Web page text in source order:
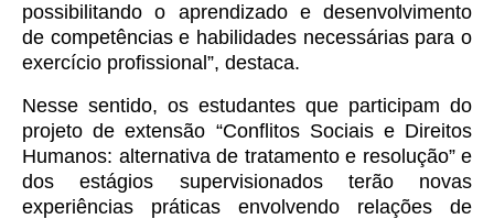
possibilitando o aprendizado e desenvolvimento
de competências e habilidades necessárias para o
exercício profissional”, destaca.
Nesse sentido, os estudantes que participam do
projeto de extensão “Conflitos Sociais e Direitos
Humanos: alternativa de tratamento e resolução” e
dos estágios supervisionados terão novas
experiências práticas envolvendo relações de